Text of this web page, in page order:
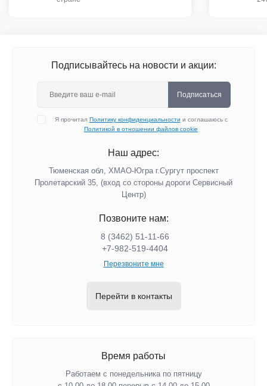
Подписывайтесь на новости и акции:
Подписаться
Я прочитал Политику конфиденциальности и соглашаюсь с
Политикой в отношении файлов cookie
Наш адрес:
Тюменская обл, ХМАО-Югра г.Сургут проспект
Пролетарский 35, (вход со стороны дороги Сервисный
Центр)
Позвоните нам:
8 (3462) 51-11-66
+7-982-519-4404
Перезвоните мне
Перейти в контакты
Время работы
Работаем с понедельника по пятницу